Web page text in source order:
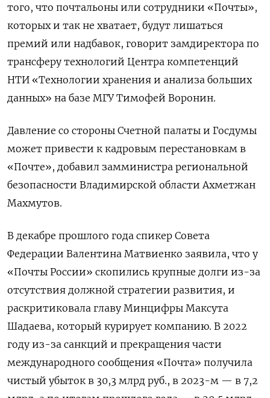
того, что почтальоны или сотрудники «Почты»,
которых и так не хватает, будут лишаться
премий или надбавок, говорит замдиректора по
трансферу технологий Центра компетенций
НТИ «Технологии хранения и анализа больших
данных» на базе МГУ Тимофей Воронин.
Давление со стороны Счетной палаты и Госдумы
может привести к кадровым перестановкам в
«Почте», добавил замминистра региональной
безопасности Владимирской области Ахметжан
Махмутов.
В декабре прошлого года спикер Совета
Федерации Валентина Матвиенко заявила, что у
«Почты России» скопились крупные долги из-за
отсутствия должной стратегии развития, и
раскритиковала главу Минцифры Максута
Шадаева, который курирует компанию. В 2022
году из-за санкций и прекращения части
международного сообщения «Почта» получила
чистый убыток в 30,3 млрд руб., в 2023-м — в 7,2